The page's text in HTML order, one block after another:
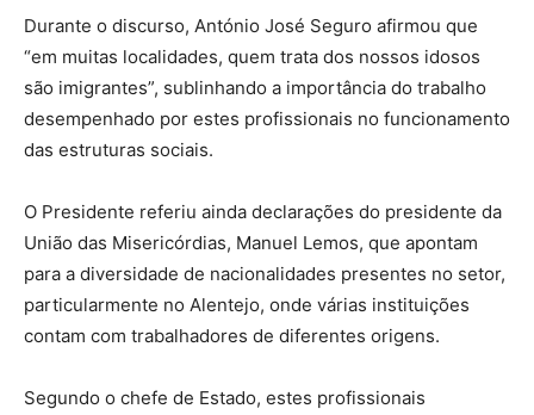
Durante o discurso, António José Seguro afirmou que
“em muitas localidades, quem trata dos nossos idosos
são imigrantes”, sublinhando a importância do trabalho
desempenhado por estes profissionais no funcionamento
das estruturas sociais.
O Presidente referiu ainda declarações do presidente da
União das Misericórdias, Manuel Lemos, que apontam
para a diversidade de nacionalidades presentes no setor,
particularmente no Alentejo, onde várias instituições
contam com trabalhadores de diferentes origens.
Segundo o chefe de Estado, estes profissionais